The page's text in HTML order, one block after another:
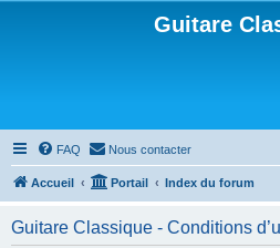
Guitare
FAQ Nous contacter
Accueil Portail Index du forum
Guitare Classique - Conditions